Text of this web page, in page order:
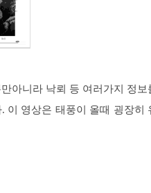
아니라 낙뢰 등 여러가지 정보
이 영상은 태풍이 올때 굉장히